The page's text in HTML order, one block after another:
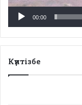
00:00
Күнтізбе